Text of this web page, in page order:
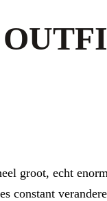
groot, echt
constant